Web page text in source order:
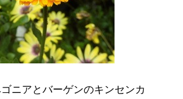
ニアとバーゲンのキンセンカ